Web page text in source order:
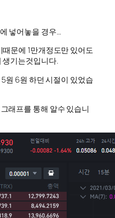
넣어놓을 경우…
문에 1만개정도만 있어도
생기는것입니다.
원 6원 하던 시절이 있었습
래프를 통해 알수 있습니